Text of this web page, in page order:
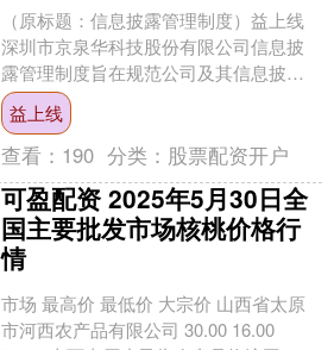
（原标题：信息披露管理制度）益上线
深圳市京泉华科技股份有限公司信息披
露管理制度旨在规范公司及其信息披露
义务人的信息披露行为，保护股东、债
权人及其他利益相关人的....
益上线
查看： 190 分类： 股票配资开户
可盈配资 2025年5月30日全
国主要批发市场核桃价格行
情
市场 最高价 最低价 大宗价 山西省太原
市河西农产品有限公司 30.00 16.00